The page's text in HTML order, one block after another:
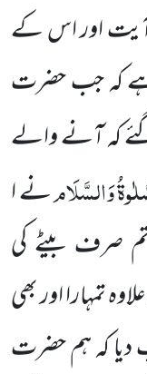
اور اس کے
ہے کہ جب حضرت
کہ آنے والے
وَالسَّلَامنے ا
صرف بیٹے کی
تمہارا اور بھی
کہ ہم حضرت